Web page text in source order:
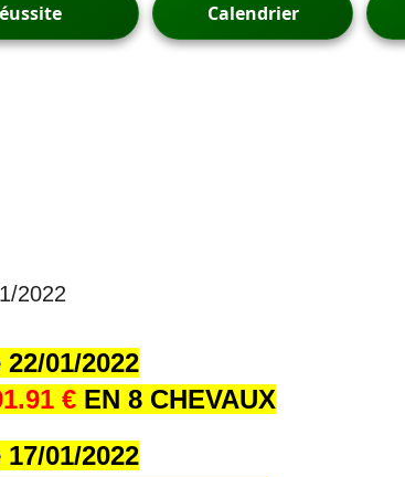
Calendrier
2022
22/01/2022
€ EN 8 CHEVAUX
17/01/2022